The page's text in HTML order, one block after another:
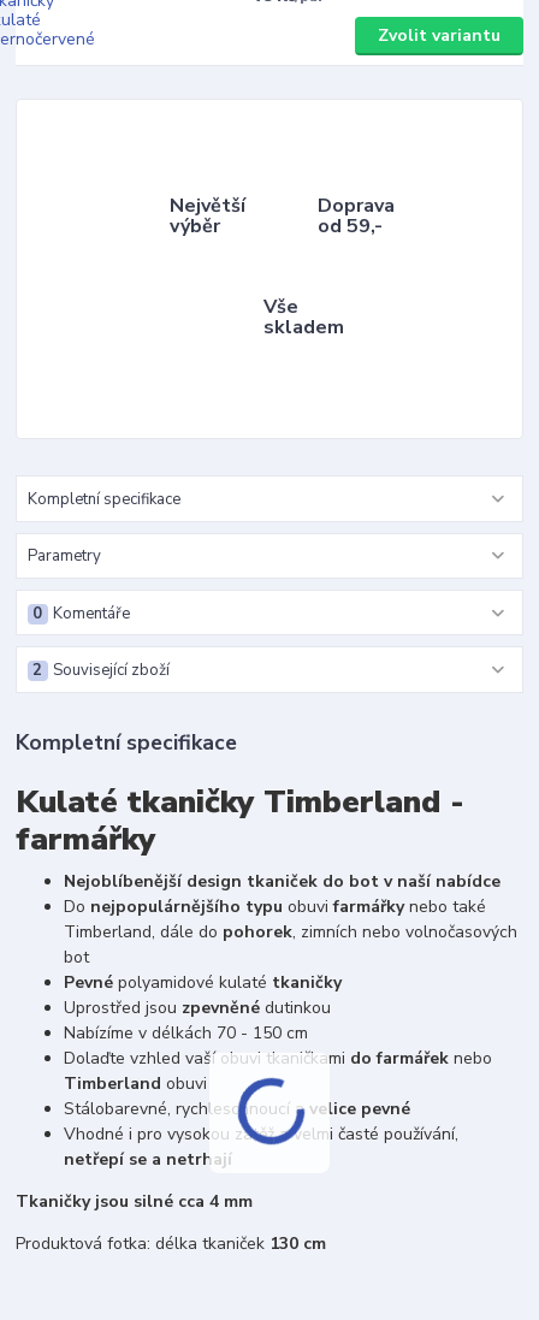
Zvolit variantu
Největší
výběr
Doprava
od 59,-
Vše
skladem
Kompletní specifikace
Parametry
Komentáře
0
Související zboží
2
Kompletní specifikace
Kulaté tkaničky Timberland -
farmářky
Nejoblíbenější design tkaniček do bot v naší nabídce
Do nejpopulárnějšího typu obuvifarmářkynebo také
Timberland, dále do pohorek, zimních nebo volnočasových
bot
Pevné polyamidové kulaté tkaničky
Uprostřed jsou zpevněné dutinkou
Nabízíme v délkách 70 - 150 cm
Dolaďte vzhled vaší obuvi tkaničkami do farmářek nebo
Timberland obuvi
Stálobarevné, rychleschnoucí avelice pevné
Vhodné i pro vysokou zátěž a velmi časté používání,
netřepí se a netrhají
Tkaničky jsou silné cca 4 mm
Produktová fotka: délka tkaniček 130 cm